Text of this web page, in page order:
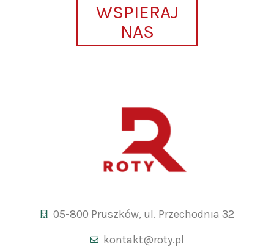
WSPIERAJ
NAS
05-800 Pruszków, ul. Przechodnia 32
kontakt@roty.pl